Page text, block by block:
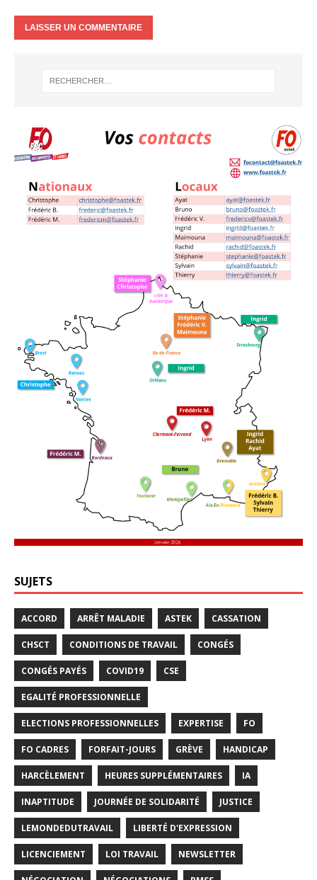
SUJETS
ACCORD ARRÊT MALADIE ASTEK CASSATION
CHSCT CONDITIONS DE TRAVAIL CONGÉS
CONGÉS PAYÉS COVID19 CSE
EGALITÉ PROFESSIONNELLE
ELECTIONS PROFESSIONNELLES EXPERTISE FO
FO CADRES FORFAIT-JOURS GRÈVE HANDICAP
HARCÈLEMENT HEURES SUPPLÉMENTAIRES IA
INAPTITUDE JOURNÉE DE SOLIDARITÉ JUSTICE
LEMONDEDUTRAVAIL LIBERTÉ D'EXPRESSION
LICENCIEMENT LOI TRAVAIL NEWSLETTER